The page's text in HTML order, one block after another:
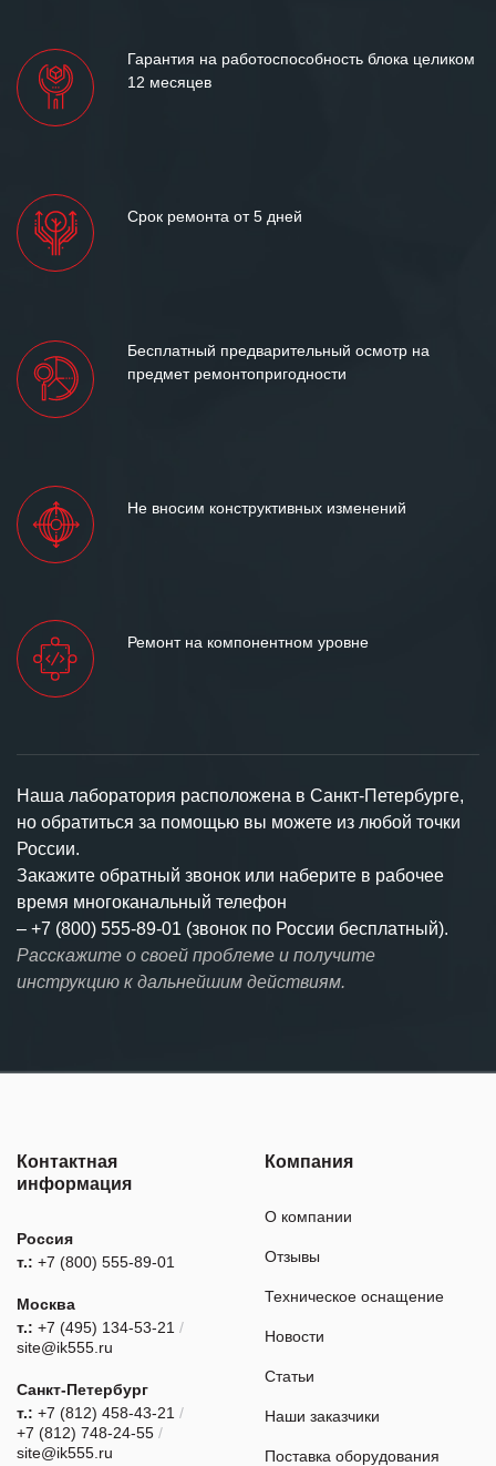
Гарантия на работоспособность блока целиком
12 месяцев
Срок ремонта от 5 дней
Бесплатный предварительный осмотр на
предмет ремонтопригодности
Не вносим конструктивных изменений
Ремонт на компонентном уровне
Наша лаборатория расположена в Санкт-Петербурге,
но обратиться за помощью вы можете из любой точки
России.
Закажите обратный звонок или наберите в рабочее
время многоканальный телефон
– +7 (800) 555-89-01 (звонок по России бесплатный).
Расскажите о своей проблеме и получите
инструкцию к дальнейшим действиям.
Контактная
информация
Россия
т.: +7 (800) 555-89-01
Москва
т.: +7 (495) 134-53-21 /
site@ik555.ru
Санкт-Петербург
т.: +7 (812) 458-43-21 /
+7 (812) 748-24-55 /
site@ik555.ru
Компания
О компании
Отзывы
Техническое оснащение
Новости
Статьи
Наши заказчики
Поставка оборудования